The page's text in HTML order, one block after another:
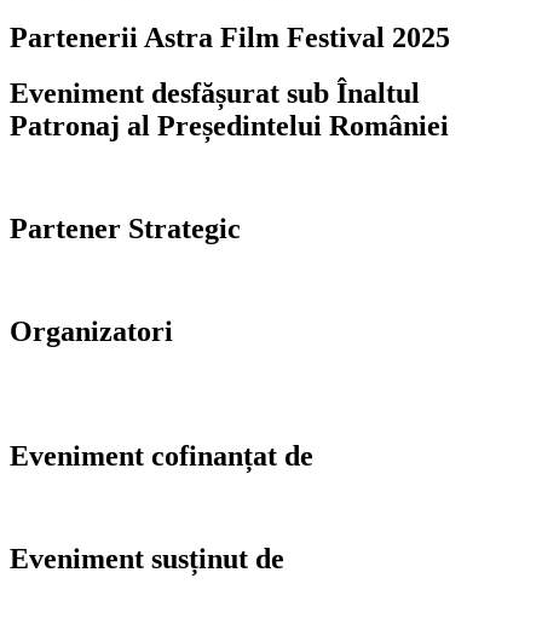
Partenerii Astra Film Festival 2025
Eveniment desfășurat sub Înaltul
Patronaj al Președintelui României
Partener Strategic
Organizatori
Eveniment cofinanțat de
Eveniment susținut de